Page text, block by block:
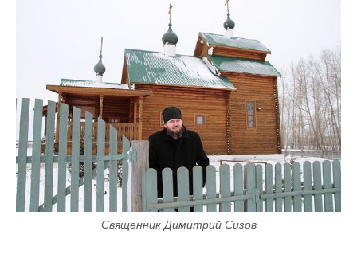
Священник Димитрий Сизов